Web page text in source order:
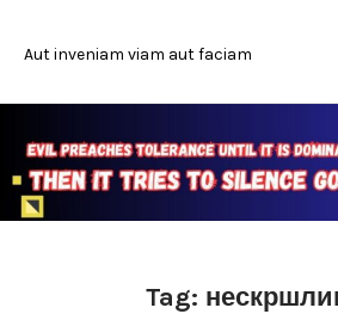
Aut inveniam viam aut faciam
Tag: